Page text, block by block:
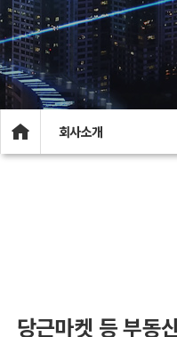
회사소개
당근마켓 등 부동